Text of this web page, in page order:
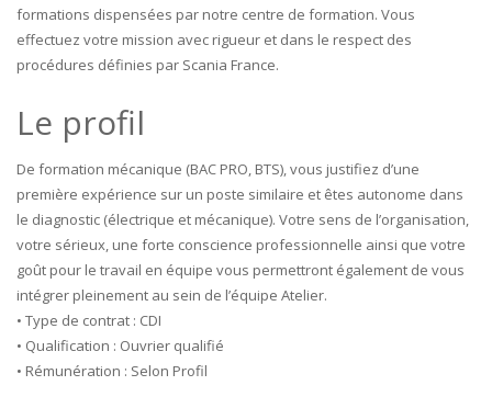
formations dispensées par notre centre de formation. Vous
effectuez votre mission avec rigueur et dans le respect des
procédures définies par Scania France.
Le profil
De formation mécanique (BAC PRO, BTS), vous justifiez d’une
première expérience sur un poste similaire et êtes autonome dans
le diagnostic (électrique et mécanique). Votre sens de l’organisation,
votre sérieux, une forte conscience professionnelle ainsi que votre
goût pour le travail en équipe vous permettront également de vous
intégrer pleinement au sein de l’équipe Atelier.
• Type de contrat : CDI
• Qualification : Ouvrier qualifié
• Rémunération : Selon Profil